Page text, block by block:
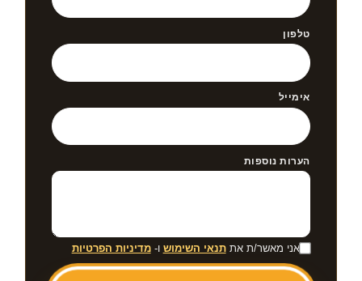
טלפון
אימייל
הערות נוספות
אני מאשר/ת אתתנאי השימוש ו-מדיניות הפרטיות